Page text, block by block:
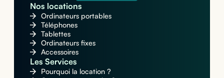
Nos locations
Ordinateurs portables
Téléphones
Tablettes
Ordinateurs fixes
Accessoires
Les Services
Pourquoi la location ?